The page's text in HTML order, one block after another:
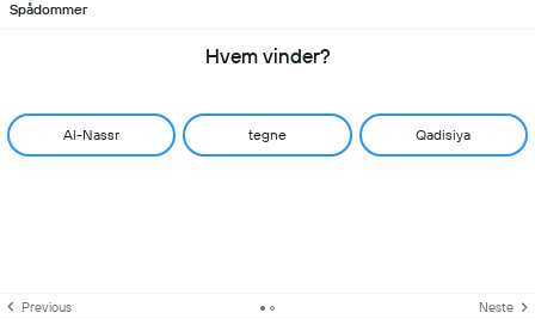
Spådommer
Hvem vinder?
Al-Nassr tegne Qadisiya
Previous Neste